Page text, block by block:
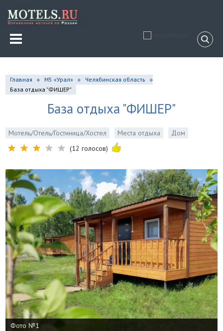
Главная М5 «Урал»
Челябинская область
База отдыха "ФИШЕР"
База отдыха "ФИШЕР"
Мотель/Отель/Гостиница/Хостел Места отдыха
Дом
(12 голосов)
Фото №1